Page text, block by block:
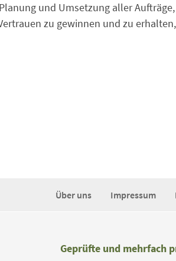
und Umsetzung aller
zu gewinnen und zu
Über uns Impressum
Geprüfte und mehrfach